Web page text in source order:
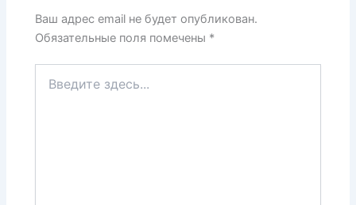
Ваш адрес email не будет опубликован.
Обязательные поля помечены *
здесь...